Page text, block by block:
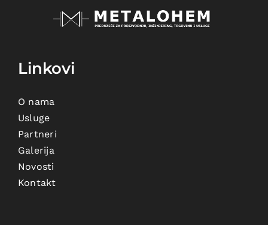
Linkovi
O nama
Usluge
Partneri
Galerija
Novosti
Kontakt